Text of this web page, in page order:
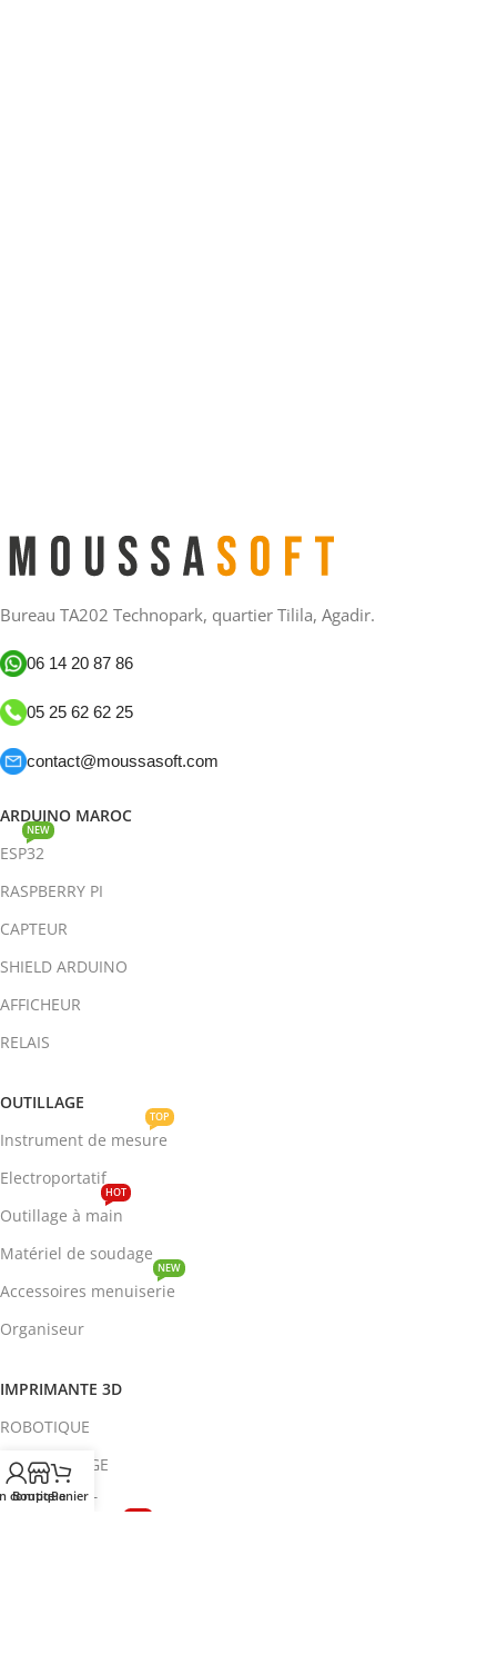
Bureau TA202 Technopark, quartier Tilila, Agadir.
06 14 20 87 86
05 25 62 62 25
contact@moussasoft.com
ARDUINO MAROC
ESP32
NEW
RASPBERRY PI
CAPTEUR
SHIELD ARDUINO
AFFICHEUR
RELAIS
OUTILLAGE
Instrument de mesure
TOP
Electroportatif
Outillage à main
HOT
Matériel de soudage
Accessoires menuiserie
NEW
Organiseur
IMPRIMANTE 3D
ROBOTIQUE
PROTOTYPAGE
COMPOSANT
HOT
compte
BoutiquePanier